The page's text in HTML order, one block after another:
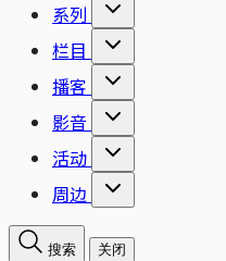
系列
栏目
播客
影音
活动
周边
搜索 关闭